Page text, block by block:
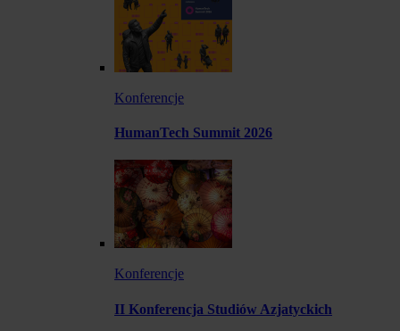
Konferencje
HumanTech Summit 2026
Konferencje
II Konferencja Studiów Azjatyckich